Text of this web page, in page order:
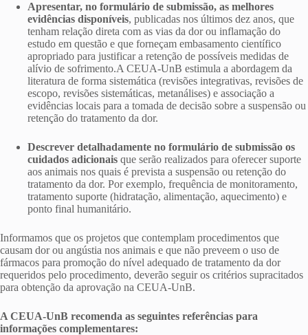
Apresentar, no formulário de submissão, as melhores
evidências disponíveis, publicadas nos últimos dez anos, que
tenham relação direta com as vias da dor ou inflamação do
estudo em questão e que forneçam embasamento científico
apropriado para justificar a retenção de possíveis medidas de
alívio de sofrimento.A CEUA-UnB estimula a abordagem da
literatura de forma sistemática (revisões integrativas, revisões de
escopo, revisões sistemáticas, metanálises) e associação a
evidências locais para a tomada de decisão sobre a suspensão ou
retenção do tratamento da dor.
Descrever detalhadamente no formulário de submissão os
cuidados adicionais que serão realizados para oferecer suporte
aos animais nos quais é prevista a suspensão ou retenção do
tratamento da dor. Por exemplo, frequência de monitoramento,
tratamento suporte (hidratação, alimentação, aquecimento) e
ponto final humanitário.
Informamos que os projetos que contemplam procedimentos que
causam dor ou angústia nos animais e que não preveem o uso de
fármacos para promoção do nível adequado de tratamento da dor
requeridos pelo procedimento, deverão seguir os critérios supracitados
para obtenção da aprovação na CEUA-UnB.
A CEUA-UnB recomenda as seguintes referências para
informações complementares: